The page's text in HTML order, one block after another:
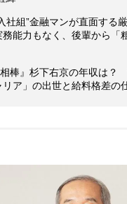
社組”金融マンが直面する
務能力もなく、後輩から「
相棒』杉下右京の年収は？
リア」の出世と給料格差の